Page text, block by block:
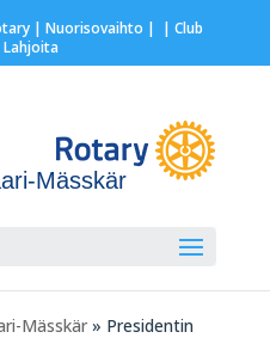
| Nuorisovaihto | | Club
Mässkär
Mässkär » Presidentin